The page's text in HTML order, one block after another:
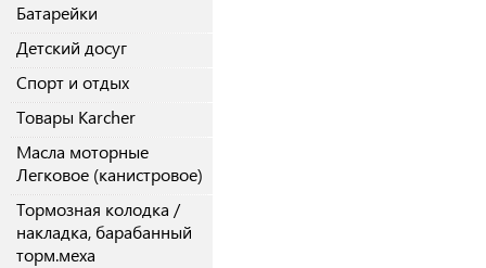
Батарейки
Детский досуг
Спорт и отдых
Товары Karcher
Масла моторные
Легковое (канистровое)
Тормозная колодка /
накладка, барабанный
торм.меха